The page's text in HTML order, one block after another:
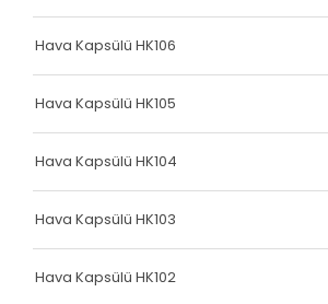
Hava Kapsülü HK106
Hava Kapsülü HK105
Hava Kapsülü HK104
Hava Kapsülü HK103
Hava Kapsülü HK102